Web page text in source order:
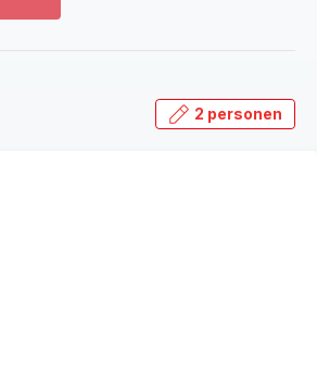
2 personen